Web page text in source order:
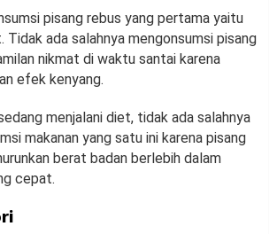
pisang rebus yang pertama yaitu
Tidak ada salahnya mengonsumsi pisang
nikmat di waktu santai karena
efek kenyang.
menjalani diet, tidak ada salahnya
makanan yang satu ini karena pisang
berat badan berlebih dalam
cepat.